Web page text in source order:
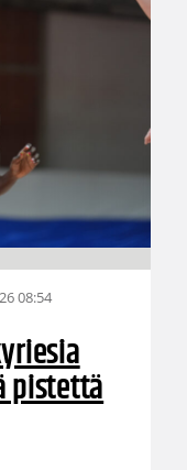
08:54
pistettä